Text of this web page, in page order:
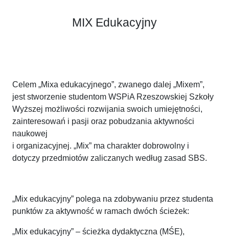
MIX Edukacyjny
Celem „Mixa edukacyjnego”, zwanego dalej „Mixem”,
jest stworzenie studentom WSPiA Rzeszowskiej Szkoły
Wyższej możliwości rozwijania swoich umiejętności,
zainteresowań i pasji oraz pobudzania aktywności
naukowej
i organizacyjnej. „Mix” ma charakter dobrowolny i
dotyczy przedmiotów zaliczanych według zasad SBS.
„Mix edukacyjny” polega na zdobywaniu przez studenta
punktów za aktywność w ramach dwóch ścieżek:
„Mix edukacyjny” – ścieżka dydaktyczna (MŚE),